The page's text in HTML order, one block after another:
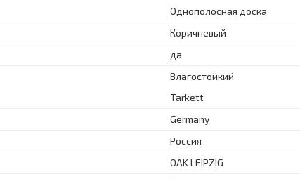
Однополосная доска
Коричневый
да
Влагостойкий
Tarkett
Germany
Россия
OAK LEIPZIG